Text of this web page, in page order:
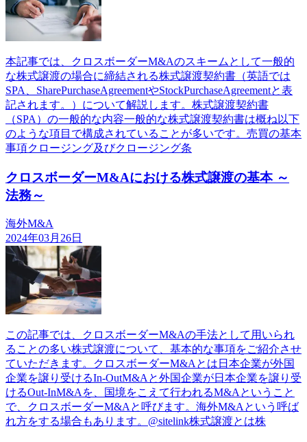
本記事では、クロスボーダーM&Aのスキームとして一般的
な株式譲渡の場合に締結される株式譲渡契約書（英語では
SPA、SharePurchaseAgreementやStockPurchaseAgreementと表
記されます。）について解説します。株式譲渡契約書
（SPA）の一般的な内容一般的な株式譲渡契約書は概ね以下
のような項目で構成されていることが多いです。売買の基本
事項クロージング及びクロージング条
クロスボーダーM&Aにおける株式譲渡の基本 ～
法務～
海外M&A
2024年03月26日
この記事では、クロスボーダーM&Aの手法として用いられ
ることの多い株式譲渡について、基本的な事項をご紹介させ
ていただきます。クロスボーダーM&Aとは日本企業が外国
企業を譲り受けるIn-OutM&Aと外国企業が日本企業を譲り受
けるOut-InM&Aを、国境をこえて行われるM&Aということ
で、クロスボーダーM&Aと呼びます。海外M&Aという呼ば
れ方をする場合もあります。@sitelink株式譲渡とは株